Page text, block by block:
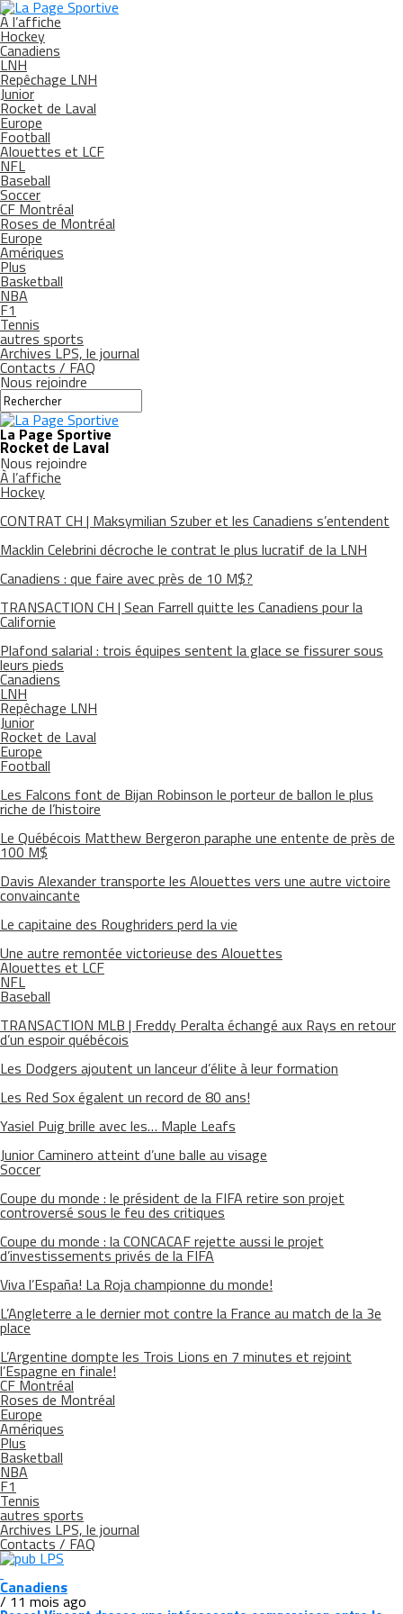
À l’affiche
Hockey
Canadiens
LNH
Repêchage LNH
Junior
Rocket de Laval
Europe
Football
Alouettes et LCF
NFL
Baseball
Soccer
CF Montréal
Roses de Montréal
Europe
Amériques
Plus
Basketball
NBA
F1
Tennis
autres sports
Archives LPS, le journal
Contacts / FAQ
Nous rejoindre
La Page Sportive
Rocket de Laval
Nous rejoindre
À l’affiche
Hockey
CONTRAT CH | Maksymilian Szuber et les Canadiens s’entendent
Macklin Celebrini décroche le contrat le plus lucratif de la LNH
Canadiens : que faire avec près de 10 M$?
TRANSACTION CH | Sean Farrell quitte les Canadiens pour la
Californie
Plafond salarial : trois équipes sentent la glace se fissurer sous
leurs pieds
Canadiens
LNH
Repêchage LNH
Junior
Rocket de Laval
Europe
Football
Les Falcons font de Bijan Robinson le porteur de ballon le plus
riche de l’histoire
Le Québécois Matthew Bergeron paraphe une entente de près de
100 M$
Davis Alexander transporte les Alouettes vers une autre victoire
convaincante
Le capitaine des Roughriders perd la vie
Une autre remontée victorieuse des Alouettes
Alouettes et LCF
NFL
Baseball
TRANSACTION MLB | Freddy Peralta échangé aux Rays en retour
d’un espoir québécois
Les Dodgers ajoutent un lanceur d’élite à leur formation
Les Red Sox égalent un record de 80 ans!
Yasiel Puig brille avec les… Maple Leafs
Junior Caminero atteint d’une balle au visage
Soccer
Coupe du monde : le président de la FIFA retire son projet
controversé sous le feu des critiques
Coupe du monde : la CONCACAF rejette aussi le projet
d’investissements privés de la FIFA
Viva l’España! La Roja championne du monde!
L’Angleterre a le dernier mot contre la France au match de la 3e
place
L’Argentine dompte les Trois Lions en 7 minutes et rejoint
l’Espagne en finale!
CF Montréal
Roses de Montréal
Europe
Amériques
Plus
Basketball
NBA
F1
Tennis
autres sports
Archives LPS, le journal
Contacts / FAQ
Canadiens
/ 11 mois ago